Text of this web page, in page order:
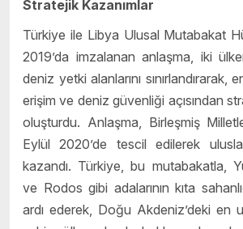
Stratejik Kazanımlar
Türkiye ile Libya Ulusal Mutabakat
2019’da imzalanan anlaşma, iki
deniz yetki alanlarını sınırlandırarak,
erişim ve deniz güvenliği açısından
oluşturdu. Anlaşma, Birleşmiş
Eylül 2020’de tescil edilerek
kazandı. Türkiye, bu mutabakatla,
ve Rodos gibi adalarının kıta
ardı ederek, Doğu Akdeniz’deki en